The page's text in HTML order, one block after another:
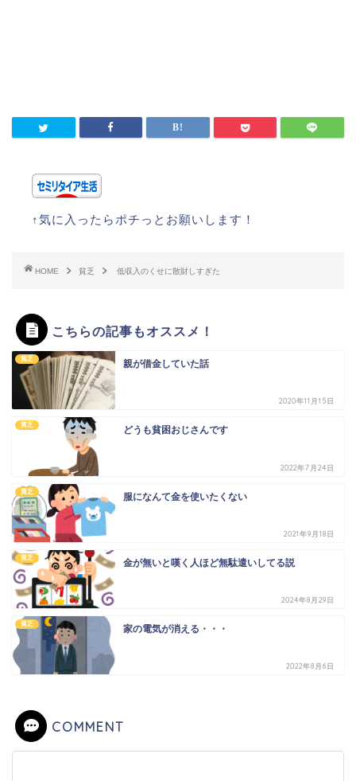
↑気に入ったらポチっとお願いします！
HOME 貧乏 低収入のくせに散財しすぎた
こちらの記事もオススメ！
貧乏 親が借金していた話
2020年11月15日
貧乏 どうも貧困おじさんです
2022年7月24日
貧乏 服になんて金を使いたくない
2021年9月18日
貧乏 金が無いと嘆く人ほど無駄遣いしてる説
2024年8月29日
貧乏 家の電気が消える・・・
2022年8月6日
COMMENT